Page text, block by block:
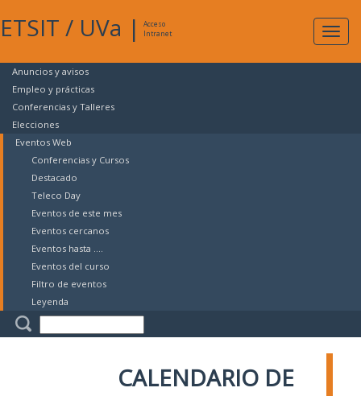
ETSIT / UVa |
Acceso
Intranet
Anuncios y avisos
Empleo y prácticas
Conferencias y Talleres
Elecciones
Eventos Web
Conferencias y Cursos
Destacado
Teleco Day
Eventos de este mes
Eventos cercanos
Eventos hasta ....
Eventos del curso
Filtro de eventos
Leyenda
CALENDARIO DE